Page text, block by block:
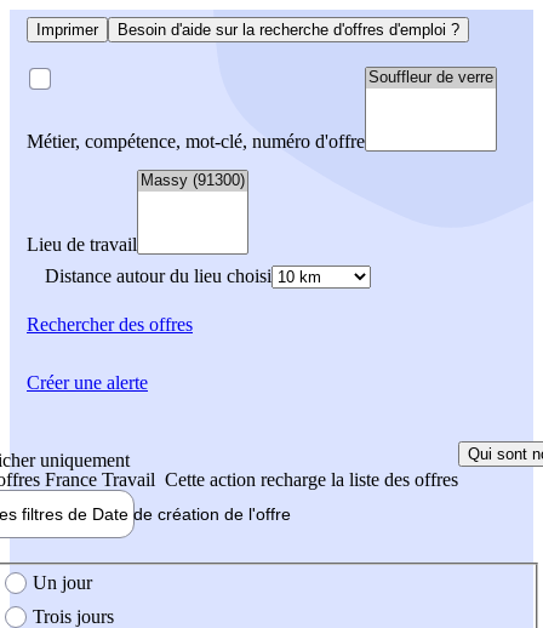
Imprimer Besoin d'aide sur la recherche d'offres d'emploi ?
Métier, compétence, mot-clé, numéro d'offre
Lieu de travail
Distance autour du lieu choisi
Rechercherdes offres
uniquement
France Travail Cette action recharge la liste des offres
Qui sont
filtres de Date de création de l'offre
création de l'offre
Un jour
Trois jours
Créer une alerte